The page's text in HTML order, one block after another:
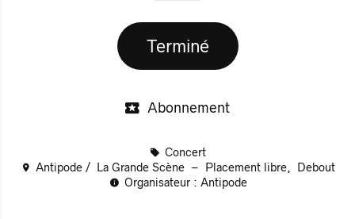
Terminé
Abonnement
Concert
Antipode
La Grande Scène Placement libre
Debout
Organisateur : Antipode